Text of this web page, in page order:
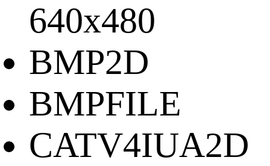
640x480
BMP2D
BMPFILE
CATV4IUA2D